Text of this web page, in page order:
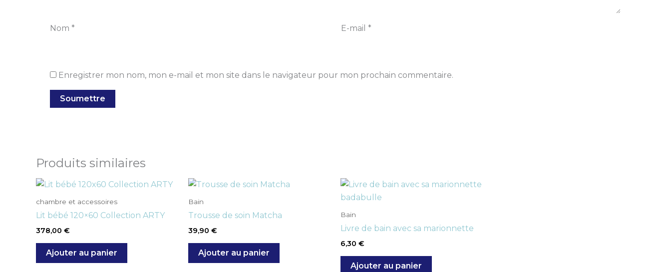
Nom * E-mail*
Enregistrer mon nom, mon e-mail et mon site dans le navigateur pour mon prochain commentaire.
Produits similaires
chambre et accessoires
Lit bébé 120×60 Collection ARTY
378,00 €
Ajouter au panier
Bain
Trousse de soin Matcha
39,90 €
Ajouter au panier
Bain
Livre de bain avec sa marionnette
6,30 €
Ajouter au panier